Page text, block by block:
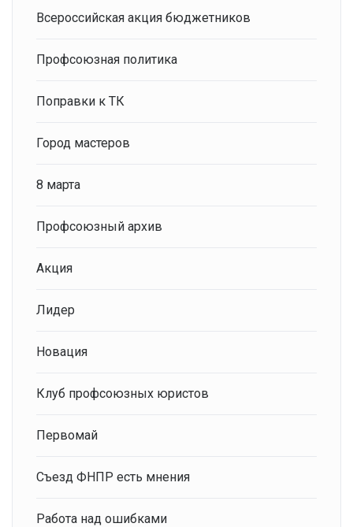
Всероссийская акция бюджетников
Профсоюзная политика
Поправки к ТК
Город мастеров
8 марта
Профсоюзный архив
Акция
Лидер
Новация
Клуб профсоюзных юристов
Первомай
Съезд ФНПР есть мнения
Работа над ошибками